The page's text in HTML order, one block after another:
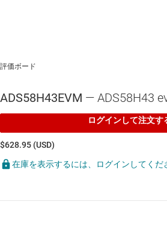
評価ボード
ADS58H43EVM — ADS58H43
ログインして注文す
$628.95 (USD)
在庫を表示するには、ログインしてくだ